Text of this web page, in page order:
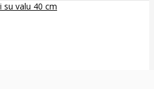
su valu 40 cm